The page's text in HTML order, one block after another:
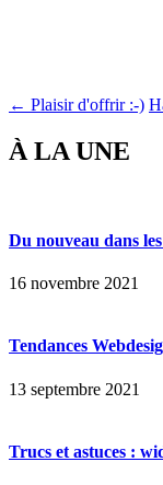
← Plaisir d'offrir :-)
À LA UNE
Du nouveau dans
16 novembre 2021
Tendances
13 septembre 2021
Trucs et astuces :